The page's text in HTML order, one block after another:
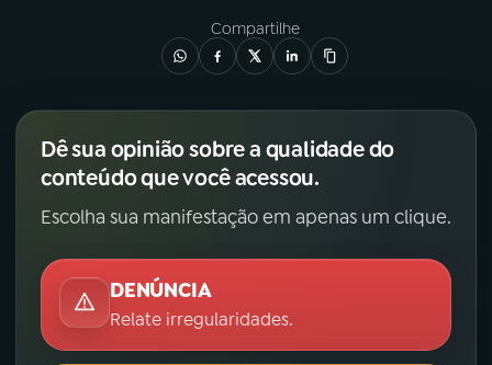
Compartilhe
Dê sua opinião sobre a qualidade do
conteúdo que você acessou.
Escolha sua manifestação em apenas um clique.
DENÚNCIA
Relate irregularidades.